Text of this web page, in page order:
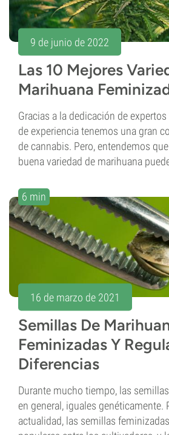
9 de junio de 2022
Las 10 Mejores
Marihuana
Gracias a la dedicación de
de experiencia tenemos una gran
de cannabis. Pero, entendemos
buena variedad de marihuana
6 min
16 de marzo de 2021
Semillas De
Feminizadas Y
Diferencias
Durante mucho tiempo, las
en general, iguales genéticamente.
actualidad, las semillas